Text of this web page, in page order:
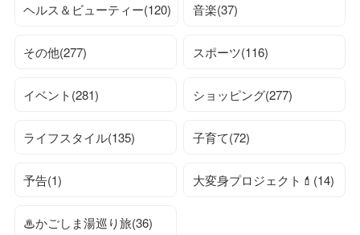
ヘルス＆ビューティー(120) 音楽(37)
その他(277) スポーツ(116)
イベント(281) ショッピング(277)
ライフスタイル(135) 子育て(72)
予告(1) 大変身プロジェクト💄(14)
♨かごしま湯巡り旅(36)